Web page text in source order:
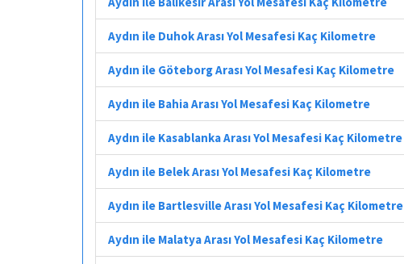
Aydın ile Duhok Arası Yol Mesafesi Kaç Kilometre
Aydın ile Göteborg Arası Yol Mesafesi Kaç Kilometre
Aydın ile Bahia Arası Yol Mesafesi Kaç Kilometre
Aydın ile Kasablanka Arası Yol Mesafesi Kaç Kilometre
Aydın ile Belek Arası Yol Mesafesi Kaç Kilometre
Aydın ile Bartlesville Arası Yol Mesafesi Kaç Kilometre
Aydın ile Malatya Arası Yol Mesafesi Kaç Kilometre